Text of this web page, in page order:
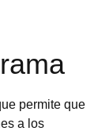
permite que
a los